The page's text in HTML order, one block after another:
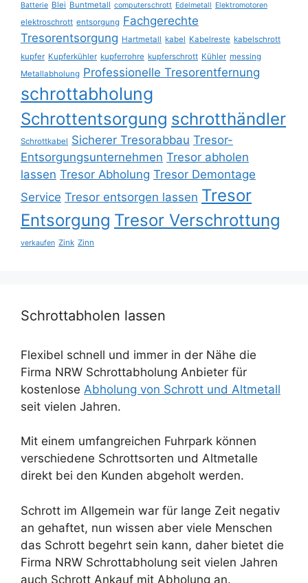
Batterie Blei Buntmetall computerschrott Edelmetall Elektromotoren
elektroschrott entsorgung Fachgerechte
Tresorentsorgung Hartmetall kabel Kabelreste kabelschrott
kupfer Kupferkühler kupferrohre kupferschrott Kühler messing
Metallabholung Professionelle Tresorentfernung
schrottabholung
Schrottentsorgung schrotthändler
Schrottkabel Sicherer Tresorabbau Tresor-
Entsorgungsunternehmen Tresor abholen
lassen Tresor Abholung Tresor Demontage
Service Tresor entsorgen lassen Tresor
Entsorgung Tresor Verschrottung
verkaufen Zink Zinn
Schrottabholen lassen
Flexibel schnell und immer in der Nähe die
Firma NRW Schrottabholung Anbieter für
kostenlose Abholung von Schrott und Altmetall
seit vielen Jahren.
Mit einem umfangreichen Fuhrpark können
verschiedene Schrottsorten und Altmetalle
direkt bei den Kunden abgeholt werden.
Schrott im Allgemein war für lange Zeit negativ
an gehaftet, nun wissen aber viele Menschen
das Schrott begehrt sein kann, daher bietet die
Firma NRW Schrottabholung seit vielen Jahren
auch Schrott Ankauf mit Abholung an.